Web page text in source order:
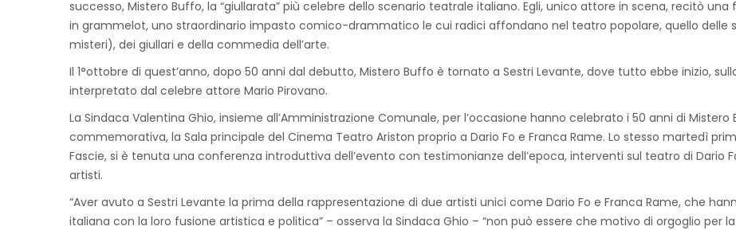
successo, Mistero Buffo, la “giullarata” più celebre dello scenario teatrale italiano. Egli, unico attore in scena, recitò
in grammelot, uno straordinario impasto comico-drammatico le cui radici affondano nel teatro popolare, quello delle
misteri), dei giullari e della commedia dell’arte.
Il 1°ottobre di quest’anno, dopo 50 anni dal debutto, Mistero Buffo è tornato a Sestri Levante, dove tutto ebbe inizio,
interpretato dal celebre attore Mario Pirovano.
La Sindaca Valentina Ghio, insieme all’Amministrazione Comunale, per l’occasione hanno celebrato i 50 anni di
commemorativa, la Sala principale del Cinema Teatro Ariston proprio a Dario Fo e Franca Rame. Lo stesso martedì
Fascie, si è tenuta una conferenza introduttiva dell’evento con testimonianze dell’epoca, interventi sul teatro di Dario
artisti.
“Aver avuto a Sestri Levante la prima della rappresentazione di due artisti unici come Dario Fo e Franca Rame, che
italiana con la loro fusione artistica e politica” – osserva la Sindaca Ghio – “non può essere che motivo di orgoglio per